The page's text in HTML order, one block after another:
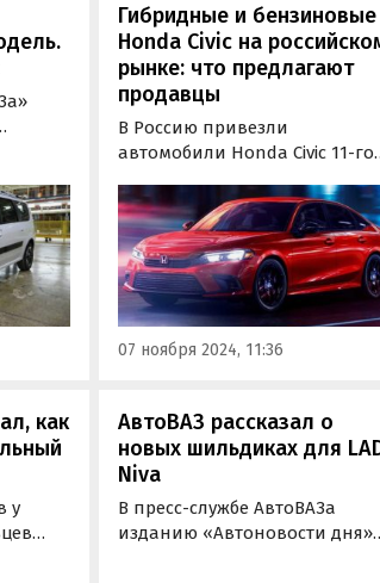
Гибридные и бензиновые
Honda Civic на
рынке: что предлагают
продавцы
В Россию привезли
автомобили Honda Civic 11-го
наличии этих машин в
продаже обнаружили на
популярных онлайн-
площадках «Автоновости
Honda Civic известен своей
надежностью,
и легкостью управления.
07 ноября 2024, 11:36
как
у
АвтоВАЗ рассказал о
новых шильдиках для
Niva
В пресс-службе АвтоВАЗа
изданию «Автоновости дня»